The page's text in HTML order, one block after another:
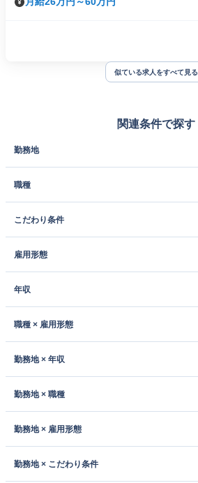
似ている求人をすべて見る
関連条件で探す
勤務地
職種
こだわり条件
雇用形態
年収
職種 × 雇用形態
勤務地 × 年収
勤務地 × 職種
勤務地 × 雇用形態
勤務地 × こだわり条件